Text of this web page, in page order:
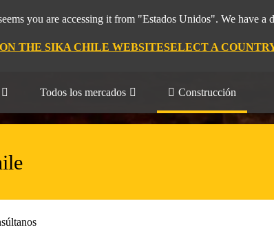
you are accessing it from "Estados Unidos". We have a
THE SIKA CHILE WEBSITESELECT A
Todos los mercados Construcción